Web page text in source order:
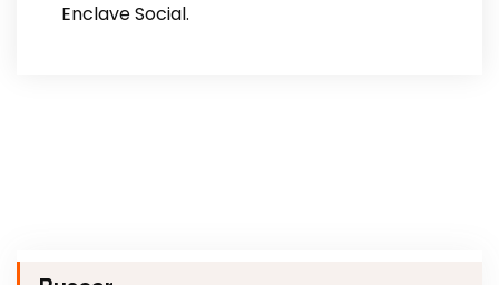
Enclave Social.